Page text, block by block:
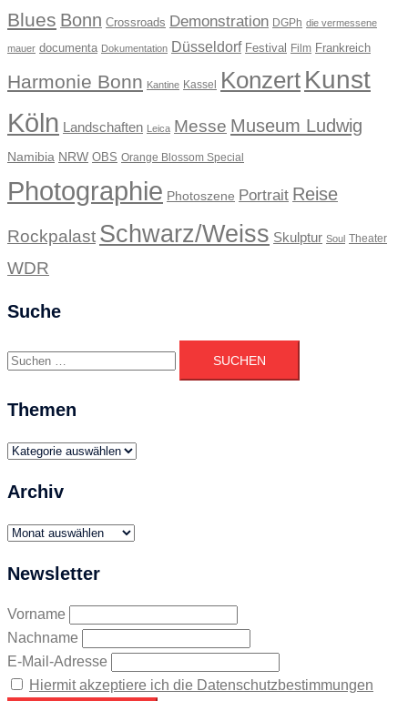
Blues Bonn Crossroads Demonstration DGPh die vermessene
mauer documenta Dokumentation Düsseldorf Festival Film Frankreich
Harmonie Bonn Kantine Kassel Konzert Kunst
Köln Landschaften Leica Messe Museum Ludwig
Namibia NRW OBS Orange Blossom Special
Photographie Photoszene Portrait Reise
Rockpalast Schwarz/Weiss Skulptur Soul Theater
WDR
Suche
Suchen
nach:
Themen
Themen
Archiv
Archiv
Newsletter
Vorname
Nachname
E-Mail-Adresse
Hiermit akzeptiere ich die Datenschutzbestimmungen